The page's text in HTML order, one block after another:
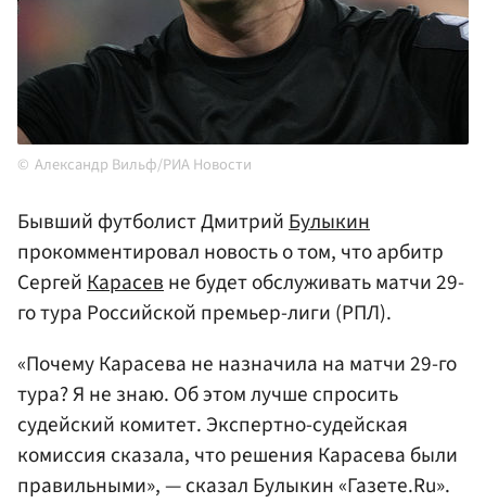
Александр Вильф/РИА Новости
Бывший футболист ДмитрийБулыкин
прокомментировал новость о том, что арбитр
СергейКарасевне будет обслуживать матчи 29-
го тура Российской премьер-лиги (РПЛ).
«Почему Карасева не назначила на матчи 29-го
тура? Я не знаю. Об этом лучше спросить
судейский комитет. Экспертно-судейская
комиссия сказала, что решения Карасева были
правильными», — сказал Булыкин «Газете.Ru».